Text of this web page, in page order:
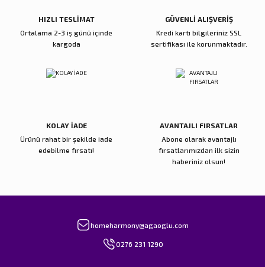
HIZLI TESLİMAT
Ortalama 2-3 iş günü içinde
kargoda
GÜVENLİ ALIŞVERİŞ
Kredi kartı bilgileriniz SSL
sertifikası ile korunmaktadır.
KOLAY İADE
Ürünü rahat bir şekilde iade
edebilme fırsatı!
AVANTAJLI FIRSATLAR
Abone olarak avantajlı
fırsatlarımızdan ilk sizin
haberiniz olsun!
homeharmony@agaoglu.com
0276 231 1290